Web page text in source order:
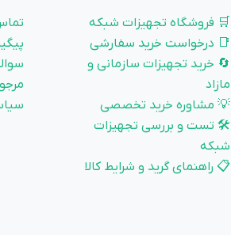
🛒 فروشگاه تجهیزات شبکه
📑 درخواست خرید سفارشی
🔄 خرید تجهیزات سازمانی و
مازاد
💡 مشاوره خرید تخصصی
🛠️ تست و بررسی تجهیزات
شبکه
📋 راهنمای گرید و شرایط کالا